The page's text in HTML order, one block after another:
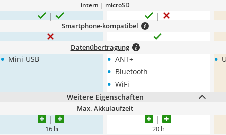
intern | microSD
Smartphone-kompatibel
Datenübertragung
• Mini-USB • ANT+
• Bluetooth
• WiFi
•
Weitere Eigenschaften
Max. Akkulaufzeit
16 h 20 h